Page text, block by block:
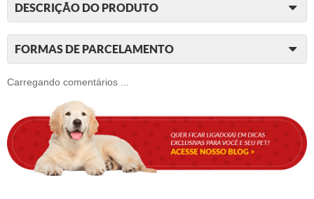
DESCRIÇÃO DO PRODUTO
FORMAS DE PARCELAMENTO
Carregando comentários ...